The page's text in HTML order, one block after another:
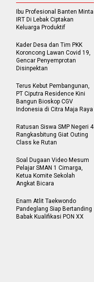
Ibu Profesional Banten Minta
IRT Di Lebak Ciptakan
Keluarga Produktif
Kader Desa dan Tim PKK
Koroncong Lawan Covid 19,
Gencar Penyemprotan
Disinpektan
Terus Kebut Pembangunan,
PT Ciputra Residence Kini
Bangun Bioskop CGV
Indonesia di Citra Maja Raya
Ratusan Siswa SMP Negeri 4
Rangkasbitung Giat Outing
Class ke Rutan
Soal Dugaan Video Mesum
Pelajar SMAN 1 Cimarga,
Ketua Komite Sekolah
Angkat Bicara
Enam Atlit Taekwondo
Pandeglang Siap Bertanding
Babak Kualifikasi PON XX